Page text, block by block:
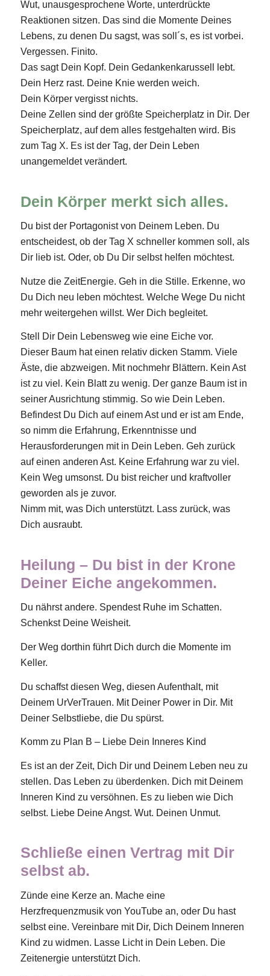
Wut, unausgesprochene Worte, unterdrückte
Reaktionen sitzen. Das sind die Momente Deines
Lebens, zu denen Du sagst, was soll´s, es ist vorbei.
Vergessen. Finito.
Das sagt Dein Kopf. Dein Gedankenkarussell lebt.
Dein Herz rast. Deine Knie werden weich.
Dein Körper vergisst nichts.
Deine Zellen sind der größte Speicherplatz in Dir. Der
Speicherplatz, auf dem alles festgehalten wird. Bis
zum Tag X. Es ist der Tag, der Dein Leben
unangemeldet verändert.
Dein Körper merkt sich alles.
Du bist der Portagonist von Deinem Leben. Du
entscheidest, ob der Tag X schneller kommen soll, als
Dir lieb ist. Oder, ob Du Dir selbst helfen möchtest.
Nutze die ZeitEnergie. Geh in die Stille. Erkenne, wo
Du Dich neu leben möchtest. Welche Wege Du nicht
mehr weitergehen willst. Wer Dich begleitet.
Stell Dir Dein Lebensweg wie eine Eiche vor.
Dieser Baum hat einen relativ dicken Stamm. Viele
Äste, die abzweigen. Mit nochmehr Blättern. Kein Ast
ist zu viel. Kein Blatt zu wenig. Der ganze Baum ist in
seiner Ausrichtung stimmig. So wie Dein Leben.
Befindest Du Dich auf einem Ast und er ist am Ende,
so nimm die Erfahrung, Erkenntnisse und
Herausforderungen mit in Dein Leben. Geh zurück
auf einen anderen Ast. Keine Erfahrung war zu viel.
Kein Weg umsonst. Du bist reicher und kraftvoller
geworden als je zuvor.
Nimm mit, was Dich unterstützt. Lass zurück, was
Dich ausraubt.
Heilung – Du bist in der Krone
Deiner Eiche angekommen.
Du nährst andere. Spendest Ruhe im Schatten.
Schenkst Deine Weisheit.
Der Weg dorthin führt Dich durch die Momente im
Keller.
Du schaffst diesen Weg, diesen Aufenthalt, mit
Deinem UrVerTrauen. Mit Deiner Power in Dir. Mit
Deiner Selbstliebe, die Du spürst.
Komm zu Plan B – Liebe Dein Inneres Kind
Es ist an der Zeit, Dich Dir und Deinem Leben neu zu
stellen. Das Leben zu überdenken. Dich mit Deinem
Inneren Kind zu versöhnen. Es zu lieben wie Dich
selbst. Liebe Deine Angst. Wut. Deinen Unmut.
Schließe einen Vertrag mit Dir
selbst ab.
Zünde eine Kerze an. Mache eine
Herzfrequenzmusik von YouTube an, oder Du hast
selbst eine. Vereinbare mit Dir, Dich Deinem Inneren
Kind zu widmen. Lasse Licht in Dein Leben. Die
Zeitenergie unterstützt Dich.